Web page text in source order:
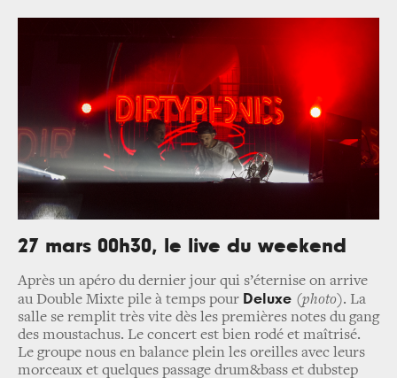
27 mars 00h30, le live du weekend
Après un apéro du dernier jour qui s’éternise on arrive
au Double Mixte pile à temps pour Deluxe (photo). La
salle se remplit très vite dès les premières notes du gang
des moustachus. Le concert est bien rodé et maîtrisé.
Le groupe nous en balance plein les oreilles avec leurs
morceaux et quelques passage drum&bass et dubstep